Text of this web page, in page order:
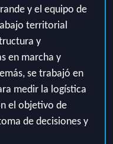
y el equipo de
territorial
y
en marcha y
se trabajó en
medir la logística
el objetivo de
de decisiones y